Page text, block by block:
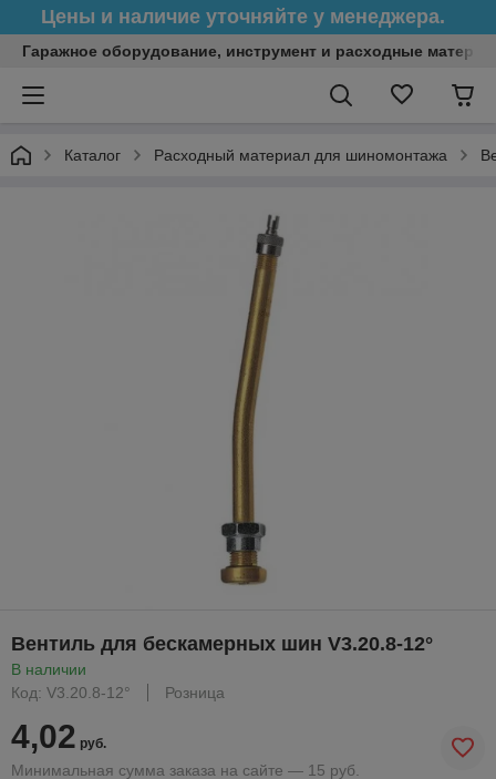
Цены и наличие уточняйте у менеджера.
Гаражное оборудование, инструмент и расходные
Каталог Расходный материал для шиномонтажа
Вентиль для бескамерных шин V3.20.8-12°
В наличии
Код: V3.20.8-12°
Розница
4,02 руб.
Минимальная сумма заказа на сайте — 15 руб.